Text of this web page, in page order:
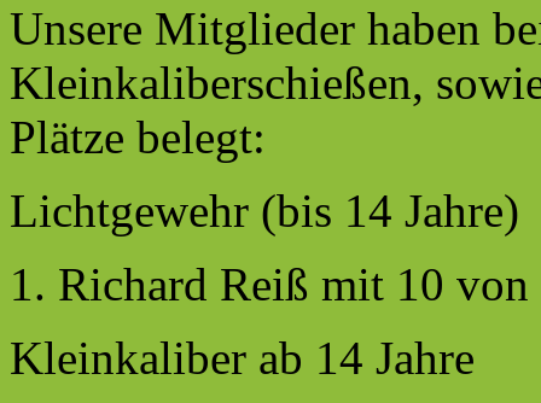
Unsere Mitglieder haben
Kleinkaliberschießen,
Plätze belegt:
Lichtgewehr (bis 14 Jahre)
Richard Reiß mit 10
Kleinkaliber ab 14 Jahre